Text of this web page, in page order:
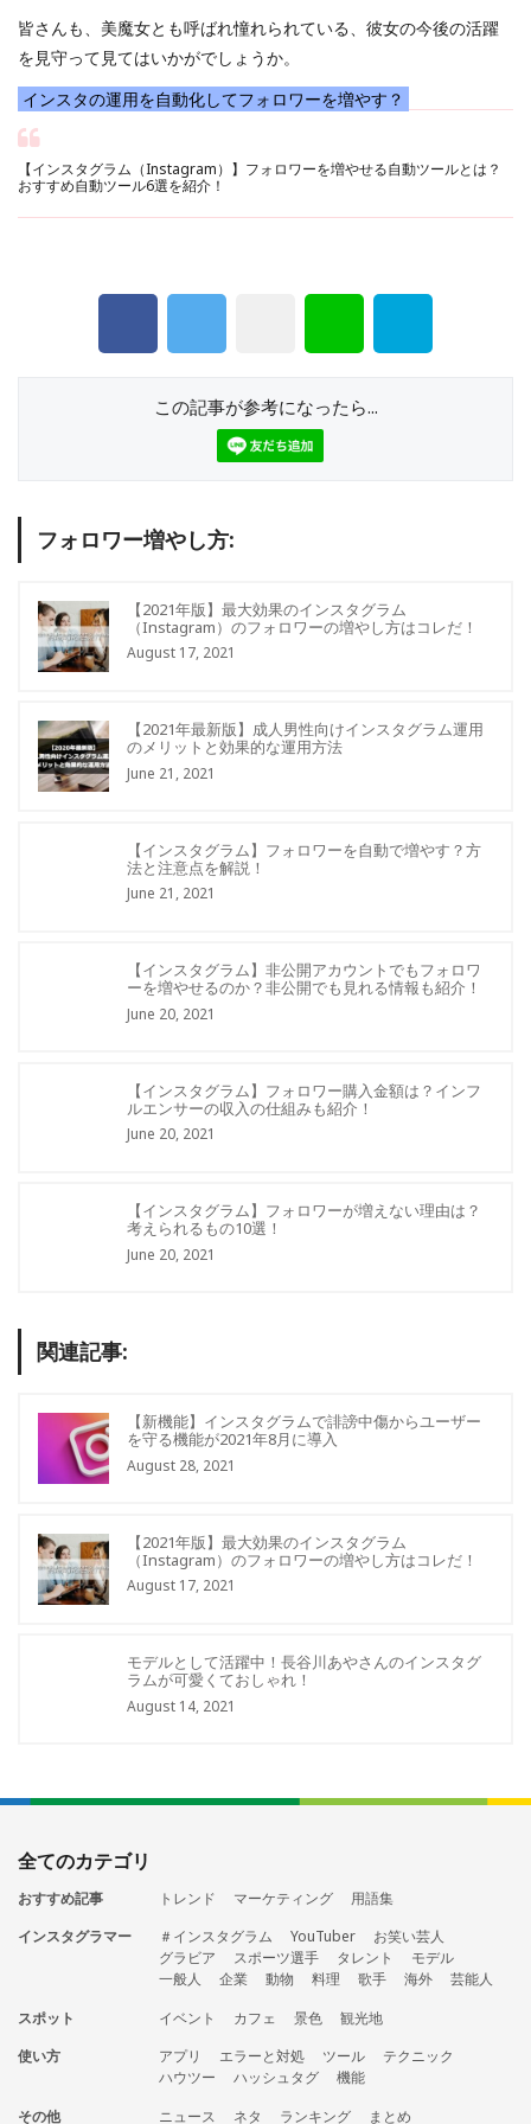
皆さんも、美魔女とも呼ばれ憧れられている、彼女の今後の活躍
を見守って見てはいかがでしょうか。
インスタの運用を自動化してフォロワーを増やす？
【インスタグラム（Instagram）】フォロワーを増やせる自動ツールとは？
おすすめ自動ツール6選を紹介！
この記事が参考になったら...
フォロワー増やし方:
【2021年版】最大効果のインスタグラム
（Instagram）のフォロワーの増やし方はコレだ！
August 17, 2021
【2021年最新版】成人男性向けインスタグラム運用
のメリットと効果的な運用方法
June 21, 2021
【インスタグラム】フォロワーを自動で増やす？方
法と注意点を解説！
June 21, 2021
【インスタグラム】非公開アカウントでもフォロワ
ーを増やせるのか？非公開でも見れる情報も紹介！
June 20, 2021
【インスタグラム】フォロワー購入金額は？インフ
ルエンサーの収入の仕組みも紹介！
June 20, 2021
【インスタグラム】フォロワーが増えない理由は？
考えられるもの10選！
June 20, 2021
関連記事:
【新機能】インスタグラムで誹謗中傷からユーザー
を守る機能が2021年8月に導入
August 28, 2021
【2021年版】最大効果のインスタグラム
（Instagram）のフォロワーの増やし方はコレだ！
August 17, 2021
モデルとして活躍中！長谷川あやさんのインスタグ
ラムが可愛くておしゃれ！
August 14, 2021
全てのカテゴリ
おすすめ記事 トレンド マーケティング
用語集
インスタグラマー
＃インスタグラム YouTuber
お笑い芸人
グラビア
スポーツ選手 タレント
モデル
一般人
企業 動物 料理 歌手 海外
芸能人
スポット
イベント カフェ 景色
観光地
使い方
アプリ エラーと対処 ツール
テクニック
ハウツー
ハッシュタグ
機能
その他
ニュース ネタ ランキング まとめ